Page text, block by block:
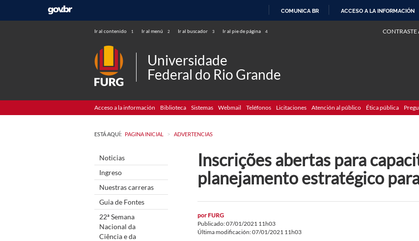
COMUNICA BR ACCESO A LA INFORMACIÓN
Ir al contenido 1 Ir al menú 2 Ir al buscador 3 Ir al pie de página 4 CONTRASTE
Universidade
Federal do Rio Grande
Acceso a la información Biblioteca Sistemas Webmail Teléfonos Licitaciones Atención al público Ética pública
ESTÁ AQUÍ: PAGINA INICIAL > ADVERTENCIAS
Noticias
Ingreso
Nuestras carreras
Guia de Fontes
22ª Semana
Nacional da
Ciência e da
Inscrições abertas para
planejamento estratégico
por FURG
Publicado: 07/01/2021 11h03
Última modificación: 07/01/2021 11h03